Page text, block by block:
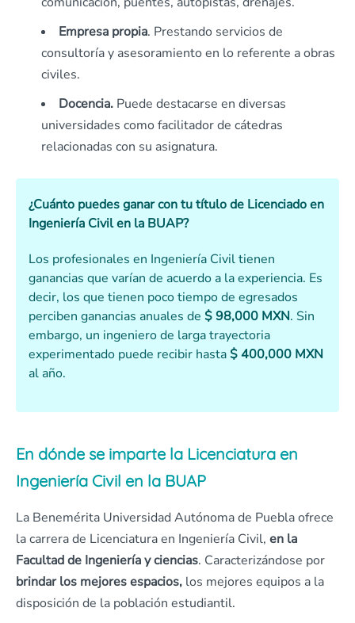
Empresa propia. Prestando servicios de
consultoría y asesoramiento en lo referente a obras
civiles.
Docencia. Puede destacarse en diversas
universidades como facilitador de cátedras
relacionadas con su asignatura.
¿Cuánto puedes ganar con tu título de Licenciado en
Ingeniería Civil en la BUAP?
Los profesionales en Ingeniería Civil tienen
ganancias que varían de acuerdo a la experiencia. Es
decir, los que tienen poco tiempo de egresados
perciben ganancias anuales de $ 98,000 MXN. Sin
embargo, un ingeniero de larga trayectoria
experimentado puede recibir hasta$ 400,000 MXN
al año.
En dónde se imparte la Licenciatura en
Ingeniería Civil en la BUAP
La Benemérita Universidad Autónoma de Puebla ofrece
la carrera de Licenciatura en Ingeniería Civil, en la
Facultad de Ingeniería y ciencias. Caracterizándose por
brindar los mejores espacios, los mejores equipos a la
disposición de la población estudiantil.